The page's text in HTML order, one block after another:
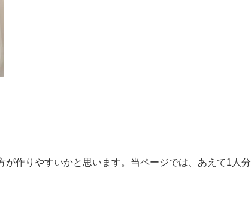
作りやすいかと思います。当ページでは、あえて1人分